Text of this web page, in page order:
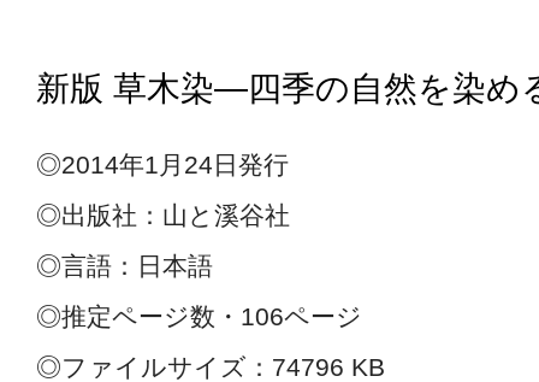
新版 草木染―四季の自然を染め
◎2014年1月24日発行
◎出版社：山と溪谷社
◎言語：日本語
◎推定ページ数・106ページ
◎ファイルサイズ：74796 KB